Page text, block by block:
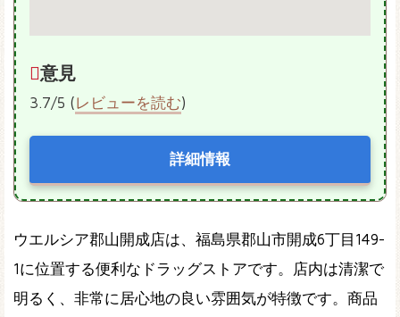
意見
3.7/5 (レビューを読む)
詳細情報
ウエルシア郡山開成店は、福島県郡山市開成6丁目149-
1に位置する便利なドラッグストアです。店内は清潔で
明るく、非常に居心地の良い雰囲気が特徴です。商品